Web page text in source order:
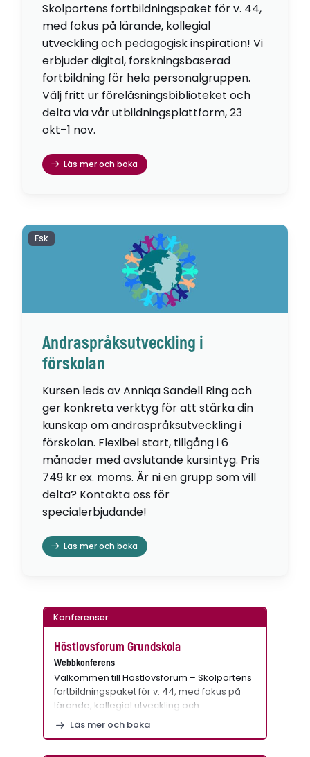
Skolportens fortbildningspaket för v. 44,
med fokus på lärande, kollegial
utveckling och pedagogisk inspiration! Vi
erbjuder digital, forskningsbaserad
fortbildning för hela personalgruppen.
Välj fritt ur föreläsningsbiblioteket och
delta via vår utbildningsplattform, 23
okt–1 nov.
Läs mer och boka
Andraspråksutveckling i
förskolan
Kursen leds av Anniqa Sandell Ring och
ger konkreta verktyg för att stärka din
kunskap om andraspråksutveckling i
förskolan. Flexibel start, tillgång i 6
månader med avslutande kursintyg. Pris
749 kr ex. moms. Är ni en grupp som vill
delta? Kontakta oss för
specialerbjudande!
Läs mer och boka
Fsk
Konferenser
Höstlovsforum Grundskola
Webbkonferens
Välkommen till Höstlovsforum – Skolportens
fortbildningspaket för v. 44, med fokus på
lärande, kollegial utveckling och…
Läs mer och boka